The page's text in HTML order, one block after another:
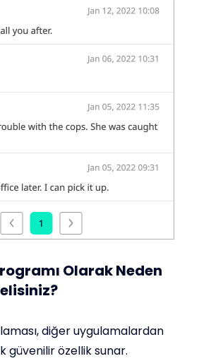
Olarak Neden
diğer uygulamalardan
güvenilir özellik sunar.